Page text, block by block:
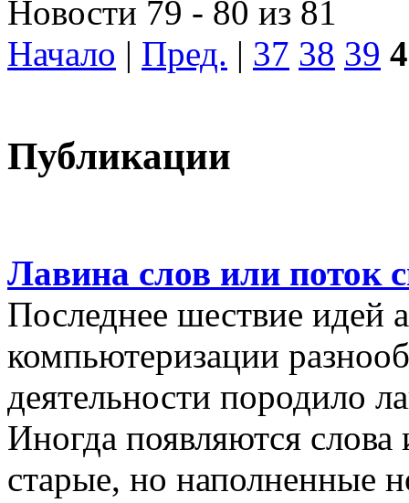
Новости 79 - 80 из 81
Начало | Пред. | 37 38 39
Публикации
Лавина слов или поток
Последнее шествие идей
компьютеризации
деятельности породило
Иногда появляются
старые, но наполненные